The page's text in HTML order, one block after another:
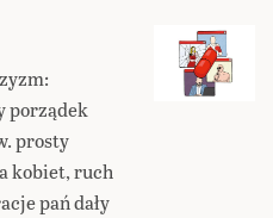
porządek
prosty
kobiet, ruch
pań dały